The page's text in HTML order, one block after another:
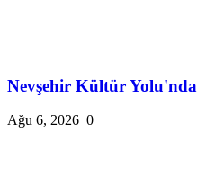
Nevşehir Kültür
Ağu 6, 2026 0